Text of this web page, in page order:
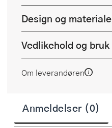
Design og materiale
Vedlikehold og bruk
Om leverandøren
Anmeldelser (0)